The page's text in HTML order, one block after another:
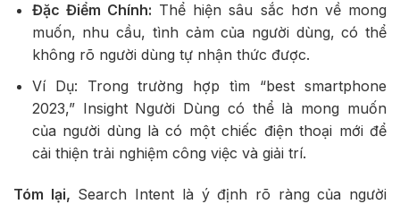
Đặc Điểm Chính: Thể hiện sâu sắc hơn về mong
muốn, nhu cầu, tình cảm của người dùng, có thể
không rõ người dùng tự nhận thức được.
Ví Dụ: Trong trường hợp tìm “best smartphone
2023,” Insight Người Dùng có thể là mong muốn
của người dùng là có một chiếc điện thoại mới để
cải thiện trải nghiệm công việc và giải trí.
Tóm lại, Search Intent là ý định rõ ràng của người